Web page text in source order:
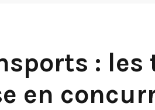
:
en